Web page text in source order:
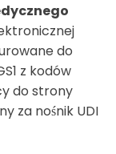
do
z kodów
do strony
za nośnik UDI